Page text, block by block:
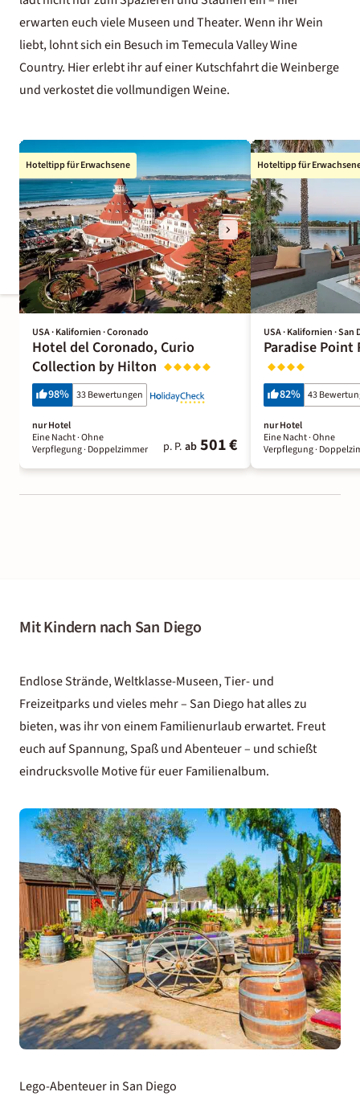
erwarten euch viele Museen und Theater. Wenn ihr Wein
liebt, lohnt sich ein Besuch im Temecula Valley Wine
Country. Hier erlebt ihr auf einer Kutschfahrt die Weinberge
und verkostet die vollmundigen Weine.
Hoteltipp für Erwachsene
USA · Kalifornien · Coronado
Hotel del Coronado, Curio
Collection by Hilton
98% 33 Bewertungen
nur Hotel
Eine Nacht· Ohne
Verpflegung· Doppelzimmer p. P. ab 501 €
Hoteltipp für
USA · Kalifornien · San
Paradise Point
82% 43
nur Hotel
Eine Nacht· Ohne
Verpflegung·
Mit Kindern nach San Diego
Endlose Strände, Weltklasse-Museen, Tier- und
Freizeitparks und vieles mehr – San Diego hat alles zu
bieten, was ihr von einem Familienurlauberwartet. Freut
euch auf Spannung, Spaß und Abenteuer – und schießt
eindrucksvolle Motive für euer Familienalbum.
Lego-Abenteuer in San Diego